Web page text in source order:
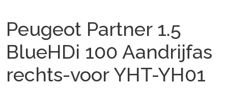
Peugeot Partner 1.5
BlueHDi 100 Aandrijfas
rechts-voor YHT-YH01